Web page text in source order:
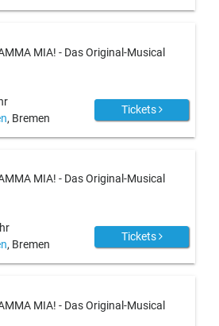
MIA! - Das Original-Musical
, Bremen
Tickets
MIA! - Das Original-Musical
, Bremen
Tickets
MIA! - Das Original-Musical